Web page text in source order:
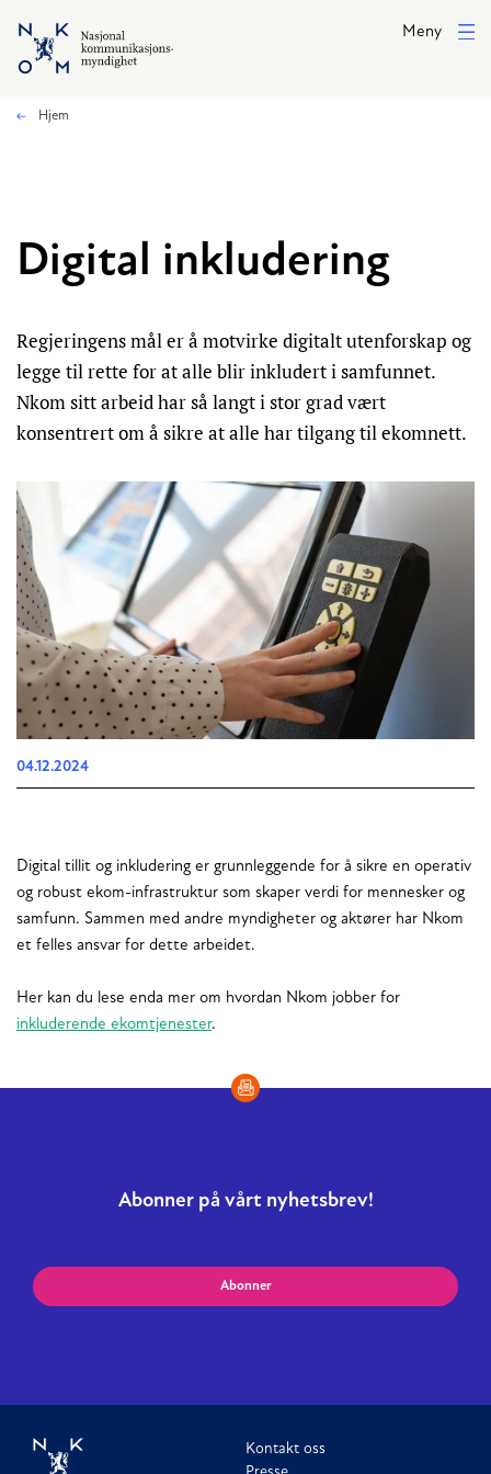
Hopp til hovedinnhold
Meny
Hjem
Digital inkludering
Regjeringens mål er å motvirke digitalt utenforskap og
legge til rette for at alle blir inkludert i samfunnet.
Nkom sitt arbeid har så langt i stor grad vært
konsentrert om å sikre at alle har tilgang til ekomnett.
04.12.2024
Digital tillit og inkludering er grunnleggende for å sikre en operativ
og robust ekom-infrastruktur som skaper verdi for mennesker og
samfunn. Sammen med andre myndigheter og aktører har Nkom
et felles ansvar for dette arbeidet.
Her kan du lese enda mer om hvordan Nkom jobber for
inkluderende ekomtjenester.
Abonner på vårt nyhetsbrev!
Abonner
Kontakt oss